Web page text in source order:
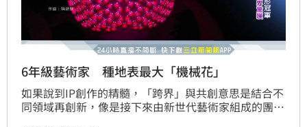
6年級藝術家 種地表最大「機械花」
如果說到IP創作的精髓，「跨界」與共創意思是結合不
同領域再創新，像是接下來由新世代藝術家組成的團